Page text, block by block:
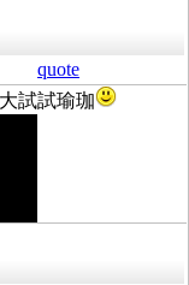
quote
試試瑜珈